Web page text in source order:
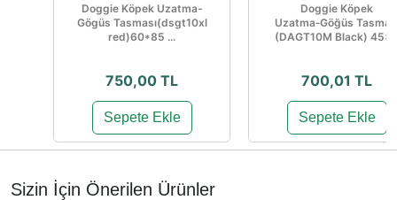
Doggie Köpek Uzatma-
Gögüs Tasması(dsgt10xl
red)60*85 ...
750,00 TL
Sepete Ekle
Doggie Köpek
Uzatma‑Göğüs
(DAGT10M Black)
700,01 TL
Sepete Ekle
Sizin İçin Önerilen Ürünler